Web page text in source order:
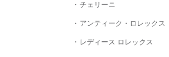
チェリーニ
アンティーク・ロレックス
レディース ロレックス